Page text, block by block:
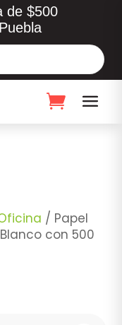
de $500
/ Papel
con 500